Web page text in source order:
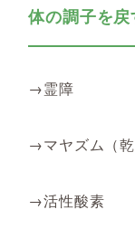
体の調子を戻
→霊障
→マヤズム（
→活性酸素